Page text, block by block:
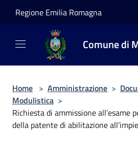
Regione Emilia Romagna
Comune di
Home > Amministrazione >
Modulistica >
Richiesta di ammissione all’esame
della patente di abilitazione